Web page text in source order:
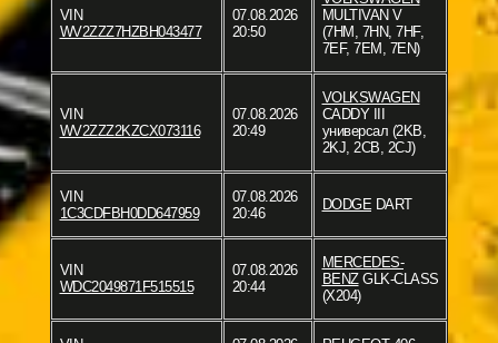
VIN
WV2ZZZ7HZBH043477
07.08.2026
20:50
MULTIVAN V
(7HM, 7HN, 7HF,
7EF, 7EM, 7EN)
VIN
WV2ZZZ2KZCX073116
07.08.2026
20:49
VOLKSWAGEN
CADDY III
универсал (2KB,
2KJ, 2CB, 2CJ)
VIN
1C3CDFBH0DD647959
07.08.2026
20:46
DODGE DART
VIN
WDC2049871F515515
07.08.2026
20:44
MERCEDES-
BENZGLK-CLASS
(X204)